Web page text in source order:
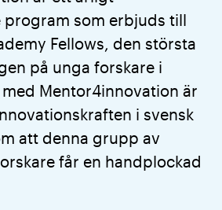
program som erbjuds till
Fellows, den största
på unga forskare i
Mentor4innovation är
i svensk
att denna grupp av
får en handplockad